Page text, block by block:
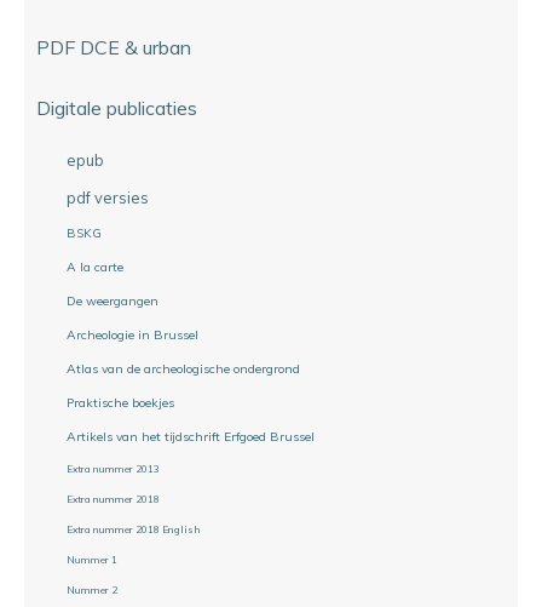
PDF DCE & urban
Digitale publicaties
epub
pdf versies
BSKG
A la carte
De weergangen
Archeologie in Brussel
Atlas van de archeologische ondergrond
Praktische boekjes
Artikels van het tijdschrift Erfgoed Brussel
Extra nummer 2013
Extra nummer 2018
Extra nummer 2018 English
Nummer 1
Nummer 2